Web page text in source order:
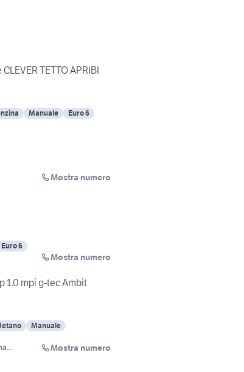
TETTO APRIBI
Manuale Euro 6
Mostra numero
Euro 6
Mostra numero
1.0 mpi g-tec Ambit
Manuale
Mostra numero